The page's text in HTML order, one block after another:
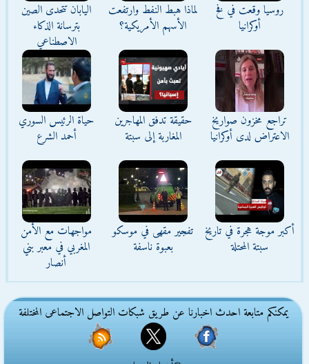
روسيا وقعت في فخ
أوكرانيا
لماذا هبط النفط وارتفعت
الأسهم الأمريكية؟
اليابان تتحدى الصين
بترسانة الذكاء
الاصطناعي
تراجع مخزون صواريخ
الاعتراض لدى أوكرانيا
حقيقة تدفق المهاجرين
المغاربة إلى سبتة
حياة الرئيس السوري
أحمد الشرع
أكبر موجة هجرة في تاريخ
سبتة المحتلة
تفجير مقهى في موسكو
بعبوة ناسفة
مواجهات مع الأمن
المغربي في معبر بني
أنصار
يمكنكم متابعة احدث اخبارنا عن طريق شبكات التواصل الاجتماعى المختلفة